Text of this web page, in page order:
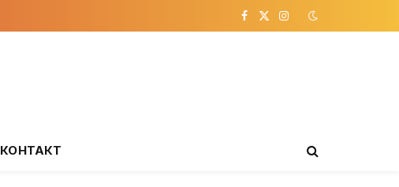
Facebook
X
Instagram
КОНТАКТ